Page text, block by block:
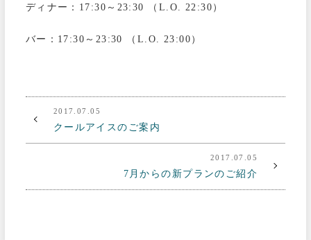
ディナー：17:30～23:30 （L.O. 22:30）
バー：17:30～23:30 （L.O. 23:00）
2017.07.05
クールアイスのご案内
2017.07.05
7月からの新プランのご紹介